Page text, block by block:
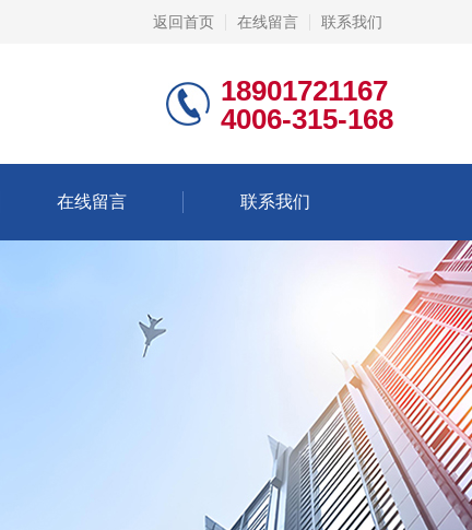
返回首页 在线留言 联系我们
18901721167
4006-315-168
在线留言 联系我们